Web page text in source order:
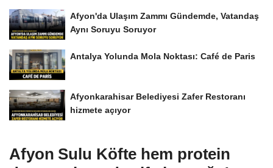
Afyon'da Ulaşım Zammı Gündemde, Vatandaş
Aynı Soruyu Soruyor
Antalya Yolunda Mola Noktası: Café de Paris
Afyonkarahisar Belediyesi Zafer Restoranı
hizmete açıyor
Afyon Sulu Köfte hem protein